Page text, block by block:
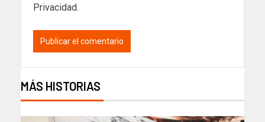
Privacidad.
MÁS HISTORIAS